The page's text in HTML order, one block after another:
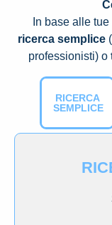
In base alle
ricerca semplice
professionisti) o
RICERCA
SEMPLICE